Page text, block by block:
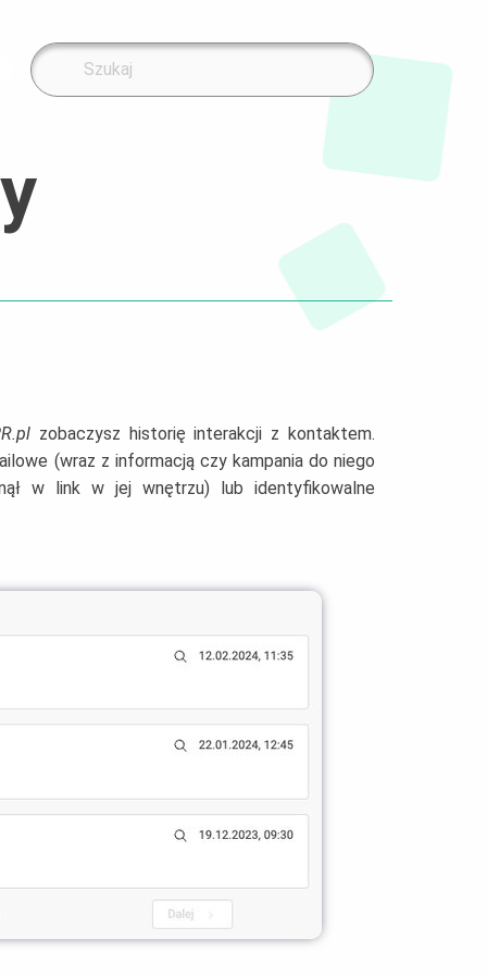
zobaczysz historię interakcji z kontaktem.
(wraz z informacją czy kampania do niego
w link w jej wnętrzu) lub identyfikowalne